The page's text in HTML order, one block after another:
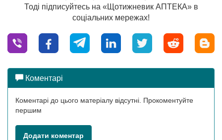
Тоді підписуйтесь на «Щотижневик АПТЕКА» в
соціальних мережах!
Коментарі
Коментарі до цього матеріалу відсутні. Прокоментуйте
першим
Додати коментар